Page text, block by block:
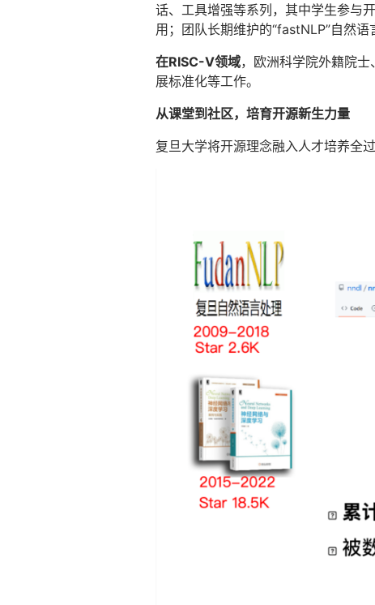
话、工具增强等系列，其中学生参与
用；团队长期维护的“fastNLP”自然语
在RISC-V领域，欧洲科学院外籍院
展标准化等工作。
从课堂到社区，培育开源新生力量
复旦大学将开源理念融入人才培养全